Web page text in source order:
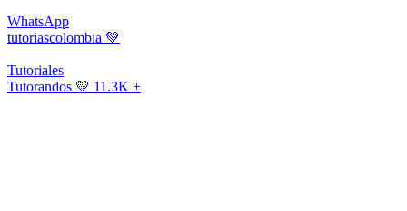
WhatsApp
tutoriascolombia 💚
Tutoriales
Tutorandos 💛 11.3K +